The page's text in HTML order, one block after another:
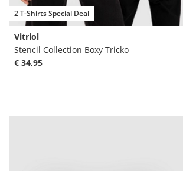
2 T-Shirts Special Deal
Vitriol
Stencil Collection Boxy Tricko
€ 34,95